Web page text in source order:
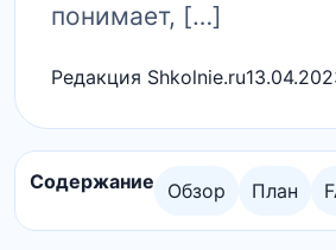
понимает, […]
Редакция Shkolnie.ru
Содержание Обзор План